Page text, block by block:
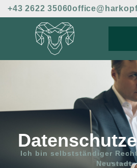
+43 2622 35060
Ich bin selbstständiger
Neustadt